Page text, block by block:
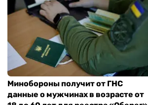
Минобороны получит от ГНС
данные о мужчинах в возрасте от